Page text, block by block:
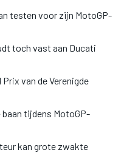
testen voor zijn MotoGP-
toch vast aan Ducati
van de Verenigde
tijdens MotoGP-
kan grote zwakte